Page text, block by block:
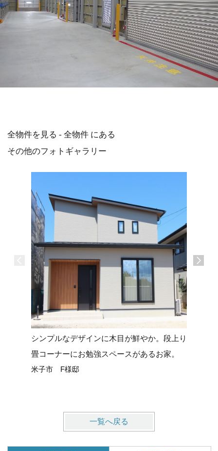
全物件を見る - 全物件 にある
その他のフォトギャラリー
シンプルなデザインに木目が鮮やか。段上り
畳コーナーにお勉強スペースがあるお家。
米子市 F様邸
一覧へ戻る